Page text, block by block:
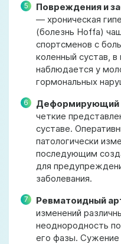
Повреждения и
— хроническая
(болезнь Hoffa)
спортсменов с
коленный сустав,
наблюдается у
гормональных
Деформирующий
четкие
суставе.
патологически
последующим
для
заболевания.
Ревматоидный
изменений
неоднородность
его фазы. Сужение